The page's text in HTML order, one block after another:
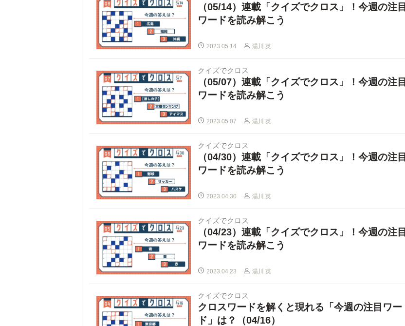
（05/14）連載「クイズでクロス」！今週の注目
ワードを読み解こう
2023.05.14 湯川 英
クイズでクロス
（05/07）連載「クイズでクロス」！今週の注目
ワードを読み解こう
2023.05.07 湯川 英
クイズでクロス
（04/30）連載「クイズでクロス」！今週の注目
ワードを読み解こう
2023.04.30 湯川 英
クイズでクロス
（04/23）連載「クイズでクロス」！今週の注目
ワードを読み解こう
2023.04.23 湯川 英
クイズでクロス
クロスワードを解くと現れる「今週の注目ワー
ド」は？（04/16）